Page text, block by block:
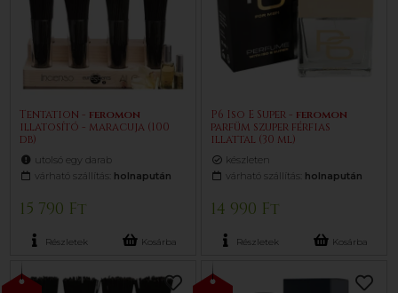
Tentation - feromon
illatosító - maracuja (100
db)
utolsó egy darab
várható szállítás: holnapután
15 790 Ft
Részletek Kosárba
P6 Iso E Super - feromon
parfüm szuper férfias
illattal (30 ml)
készleten
várható szállítás: holnapután
14 990 Ft
Részletek Kosárba